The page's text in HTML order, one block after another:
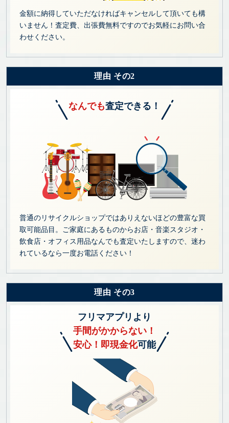
金額に納得していただなければキャンセルして頂いても構
いません！査定費、出張費無料ですのでお気軽にお問い合
わせください。
理由 その2
なんでも査定できる！
普通のリサイクルショップではありえないほどの豊富な買
取可能品目。ご家庭にあるものからお店・音楽スタジオ・
飲食店・オフィス用品なんでも査定いたしますので、迷わ
れているなら一度お電話ください！
理由 その3
フリマアプリより
手間がかからない！
安心！即現金化可能